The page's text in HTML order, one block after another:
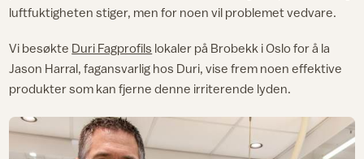
luftfuktigheten stiger, men for noen vil problemet vedvare.
Vi besøkte Duri Fagprofils lokaler på Brobekk i Oslo for å la
Jason Harral, fagansvarlig hos Duri, vise frem noen effektive
produkter som kan fjerne denne irriterende lyden.